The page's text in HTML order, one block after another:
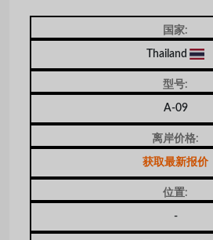
国家:
Thailand
型号:
A-09
离岸价格:
获取最新报价
位置:
-